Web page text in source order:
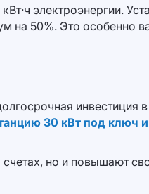
электроэнергии.
на 50%. Это особенно
30 кВт под ключ
но и повышают